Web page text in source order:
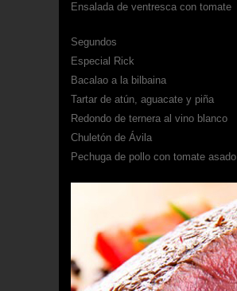
Ensalada de ventresca con tomate
Segundos
Especial Rick
Bacalao a la bilbaina
Tartar de atún, aguacate y piña
Redondo de ternera al vino blanco
Chuletón de Ávila
Pechuga de pollo con tomate asado